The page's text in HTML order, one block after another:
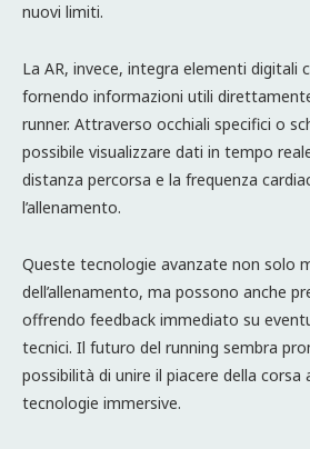
nuovi limiti.
La AR, invece, integra elementi digitali
fornendo informazioni utili
runner. Attraverso occhiali specifici o
possibile visualizzare dati in tempo
distanza percorsa e la frequenza
l’allenamento.
Queste tecnologie avanzate non solo
dell’allenamento, ma possono anche
offrendo feedback immediato su
tecnici. Il futuro del running sembra
possibilità di unire il piacere della corsa
tecnologie immersive.